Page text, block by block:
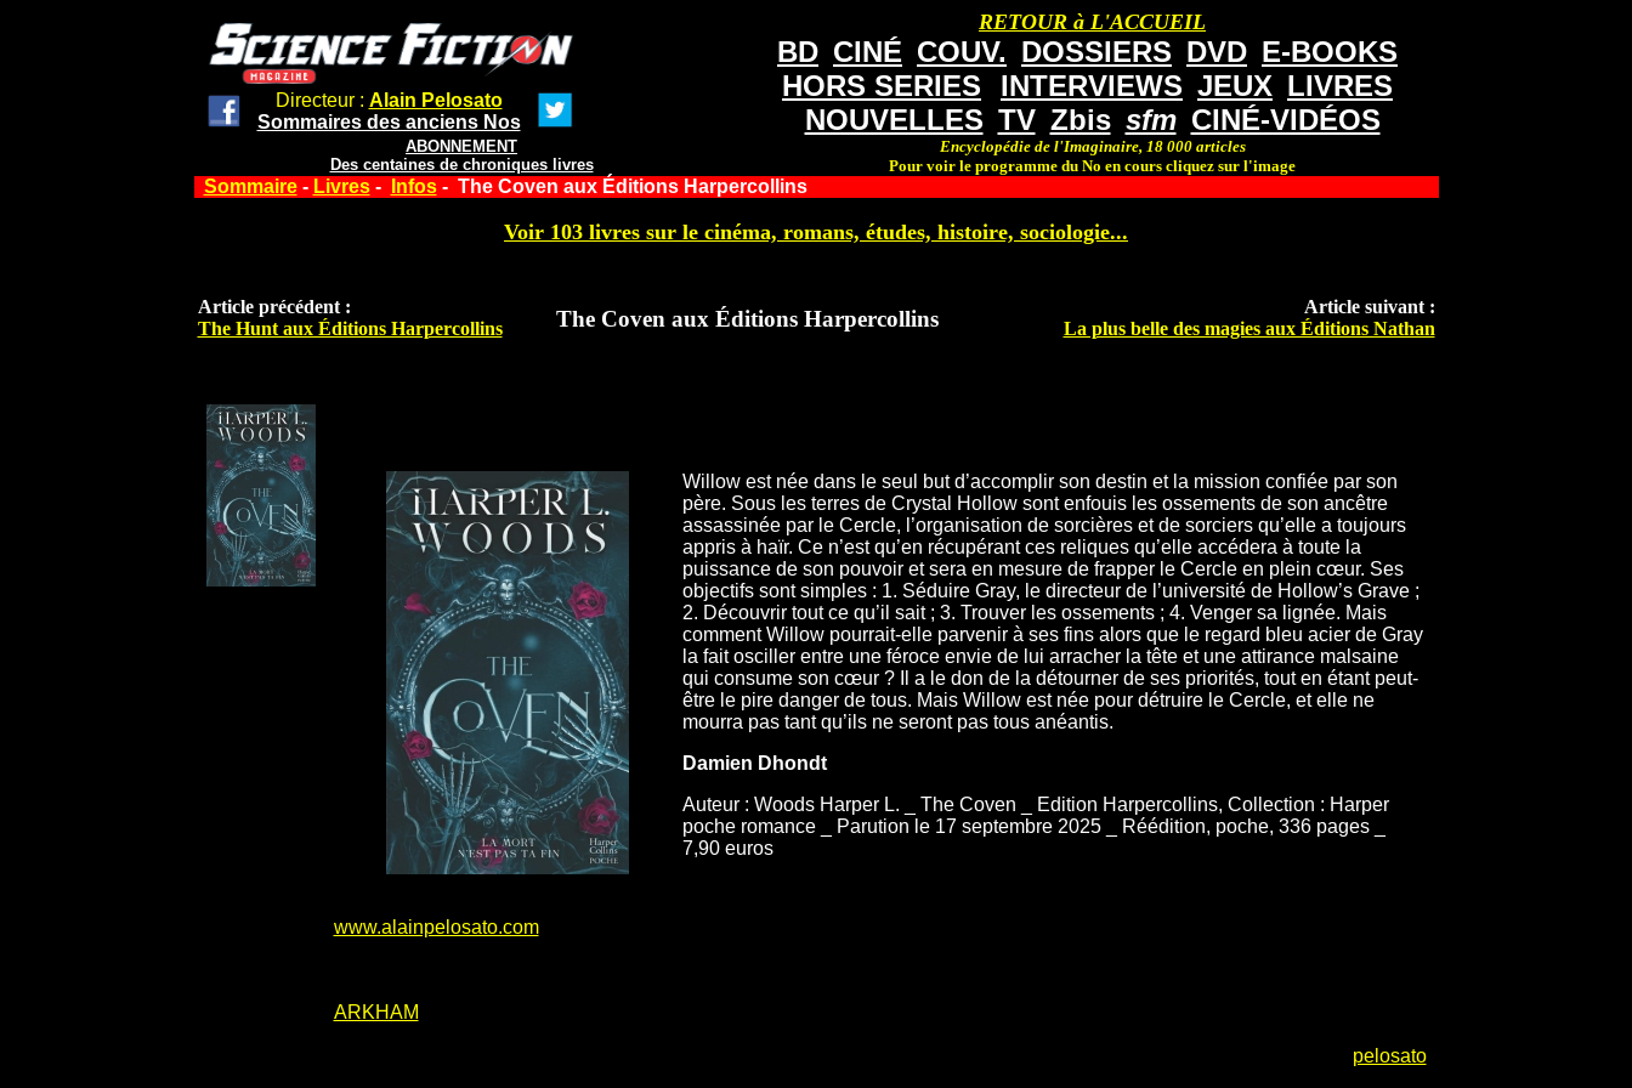
Directeur : Alain Pelosato
Sommaires des anciens Nos
ABONNEMENT
Des centaines de chroniques livres
RETOUR à L'ACCUEIL
BD CINÉ COUV. DOSSIERS DVD E-BOOKS
HORS SERIES
INTERVIEWS JEUX LIVRES
NOUVELLES TV Zbis sfm CINÉ-VIDÉOS
Encyclopédie de l'Imaginaire, 18 000 articles
Pour voir le programme du No en cours cliquez sur l'image
Sommaire- Livres- Infos- The Coven aux Éditions Harpercollins
Voir 103 livres sur le cinéma, romans, études, histoire, sociologie...
Article précédent :
The Hunt aux Éditions Harpercollins
The Coven aux Éditions Harpercollins
Article suivant :
La plus belle des magies aux Éditions Nathan
Willow est née dans le seul but d’accomplir son destin et la mission confiée par son
père. Sous les terres de Crystal Hollow sont enfouis les ossements de son ancêtre
assassinée par le Cercle, l’organisation de sorcières et de sorciers qu’elle a toujours
appris à haïr. Ce n’est qu’en récupérant ces reliques qu’elle accédera à toute la
puissance de son pouvoir et sera en mesure de frapper le Cercle en plein cœur. Ses
objectifs sont simples : 1. Séduire Gray, le directeur de l’université de Hollow’s Grave ;
2. Découvrir tout ce qu’il sait ; 3. Trouver les ossements ; 4. Venger sa lignée. Mais
comment Willow pourrait-elle parvenir à ses fins alors que le regard bleu acier de Gray
la fait osciller entre une féroce envie de lui arracher la tête et une attirance malsaine
qui consume son cœur ? Il a le don de la détourner de ses priorités, tout en étant peut-
être le pire danger de tous. Mais Willow est née pour détruire le Cercle, et elle ne
mourra pas tant qu’ils ne seront pas tous anéantis.
Damien Dhondt
Auteur : Woods Harper L. _ The Coven _ Edition Harpercollins, Collection : Harper
poche romance _ Parution le 17 septembre 2025 _ Réédition, poche, 336 pages _
7,90 euros
www.alainpelosato.com
ARKHAM
pelosato